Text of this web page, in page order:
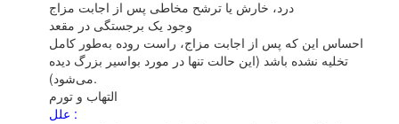
وجود یک‌ برجستگی‌ در مقعد
احساس‌ این‌ که‌ پس‌ از اجابت‌ مزاج‌، راست‌ روده‌ به‌طور کامل‌
تخلیه‌ نشده‌ باشد (این‌ حالت‌ تنها در مورد بواسیر بزرگ‌ دیده‌
می‌شود).
علل‌ :